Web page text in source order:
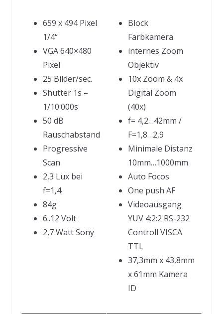
659 x 494 Pixel
1/4“
VGA 640×480
Pixel
25 Bilder/sec.
Shutter 1s –
1/10.000s
50 dB
Rauschabstand
Progressive
Scan
2,3 Lux bei
f=1,4
84g
6..12 Volt
2,7 Watt Sony
Block
Farbkamera
internes Zoom
Objektiv
10x Zoom & 4x
Digital Zoom
(40x)
f= 4,2…42mm /
F=1,8…2,9
Minimale Distanz
10mm…1000mm
Auto Focos
One push AF
Videoausgang
YUV 4:2:2 RS-232
Controll VISCA
TTL
37,3mm x 43,8mm
x 61mm Kamera
ID